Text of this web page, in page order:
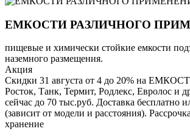
ЕМКОСТИ РАЗЛИЧНОГО
пищевые и химически стойкие емкости
наземного размещения.
Акция
Скидки 31 августа от 4 до 20% на
Росток, Танк, Термит, Родлекс, Евролос и
сейчас до 70 тыс.руб. Доставка бесплатно
(зависит от модели и расстояния).
хранение